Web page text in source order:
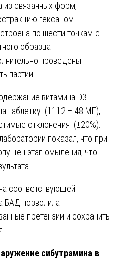
из связанных форм,
гексаном.
по шести точкам с
образца
проведены
партии.
витамина D3
таблетку (1112 ± 48 МЕ),
отклонения (±20%).
показал, что при
этап омыления, что
соответствующей
БАД позволила
претензии и сохранить
сибутрамина в